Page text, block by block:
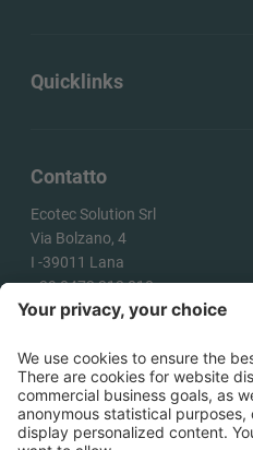
Contatto
Ecotec Solution Srl
Via Bolzano, 4
I -39011 Lana
+39 0473 313 010
info@ecotecsolution.com
COME ARRIVARE
Quicklinks